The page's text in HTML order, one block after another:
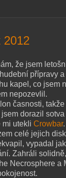
2012
že jsem
přípravy
kapel, co jsem
nepozevlil.
časnosti,
dorazil sotva
mi utekli Crowbar.
celé jejich
vypadal
Zahráli
Necrosphere a